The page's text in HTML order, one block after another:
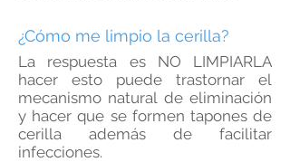
¿Cómo me limpio la cerilla?
La respuesta es NO LIMPIARLA
hacer esto puede trastornar el
mecanismo natural de eliminación
y hacer que se formen tapones de
cerilla además de facilitar
infecciones.